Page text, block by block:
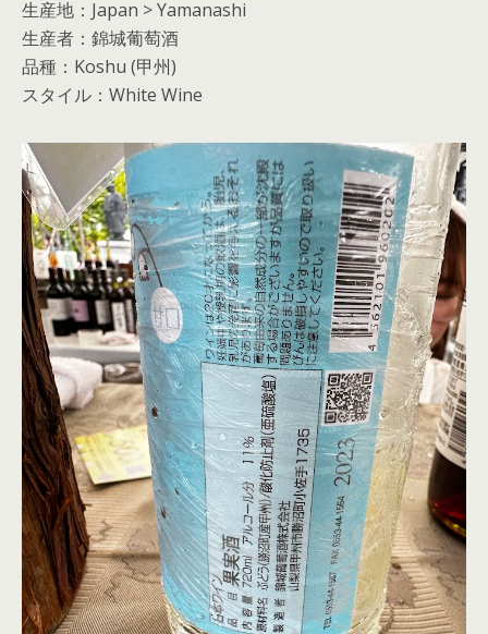
生産地：Japan > Yamanashi
生産者：錦城葡萄酒
品種：Koshu (甲州)
スタイル：White Wine